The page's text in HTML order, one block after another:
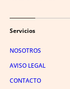
Servicios
NOSOTROS
AVISO LEGAL
CONTACTO